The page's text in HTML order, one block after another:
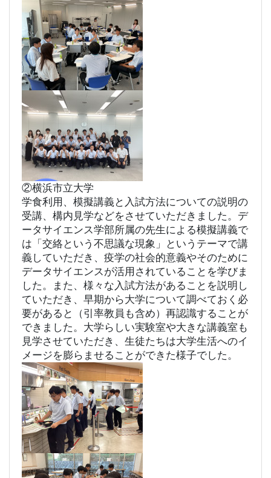
②横浜市立大学
学食利用、模擬講義と入試方法についての説明の
受講、構内見学などをさせていただきました。デ
ータサイエンス学部所属の先生による模擬講義で
は「交絡という不思議な現象」というテーマで講
義していただき、疫学の社会的意義やそのために
データサイエンスが活用されていることを学びま
した。また、様々な入試方法があることを説明し
ていただき、早期から大学について調べておく必
要があると（引率教員も含め）再認識することが
できました。大学らしい実験室や大きな講義室も
見学させていただき、生徒たちは大学生活へのイ
メージを膨らませることができた様子でした。